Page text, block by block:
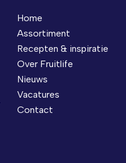
Home
Assortiment
Recepten & inspiratie
Over Fruitlife
Nieuws
Vacatures
Contact